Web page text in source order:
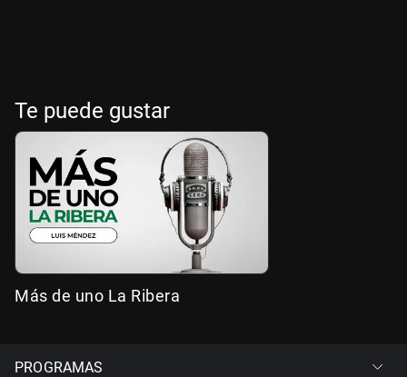
Te puede gustar
Más de uno La Ribera
PROGRAMAS